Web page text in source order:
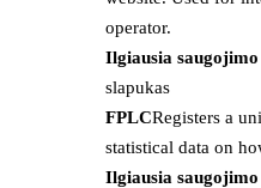
operator.
Ilgiausia
slapukas
FPLCRegisters a
statistical data on
Ilgiausia